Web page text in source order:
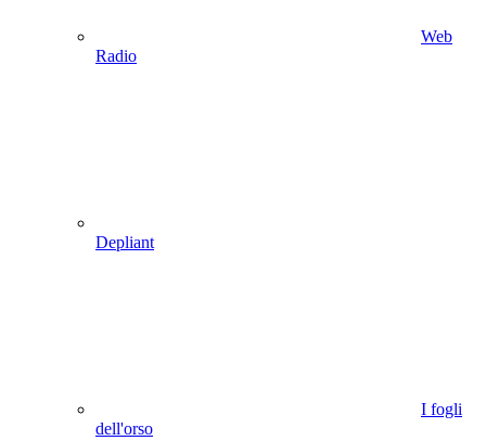
Web
Radio
Depliant
I fogli
dell'orso